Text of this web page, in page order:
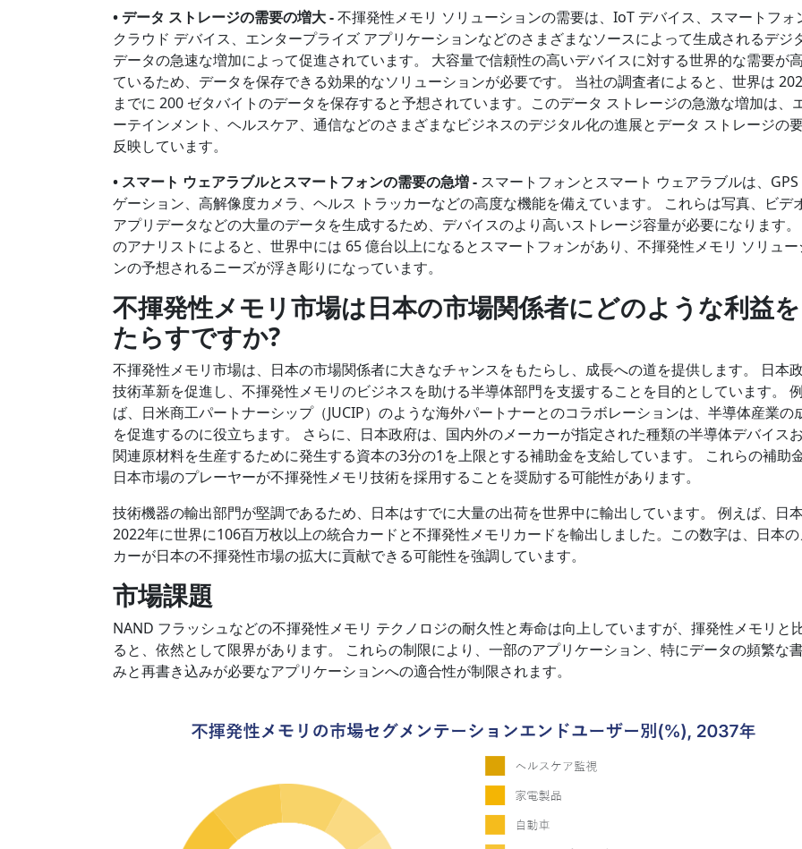
• データ ストレージの需要の増大-不揮発性メモリ ソリューションの需要は、IoT デバイス、スマートフォ
クラウド デバイス、エンタープライズ アプリケーションなどのさまざまなソースによって生成されるデジ
データの急速な増加によって促進されています。 大容量で信頼性の高いデバイスに対する世界的な需要が
ているため、データを保存できる効果的なソリューションが必要です。 当社の調査者によると、世界は
までに 200 ゼタバイトのデータを保存すると予想されています。このデータ ストレージの急激な増加は、
ーテインメント、ヘルスケア、通信などのさまざまなビジネスのデジタル化の進展とデータ ストレージの
反映しています。
• スマート ウェアラブルとスマートフォンの需要の急増- スマートフォンとスマート ウェアラブルは、
ゲーション、高解像度カメラ、ヘルス トラッカーなどの高度な機能を備えています。 これらは写真、ビデ
アプリデータなどの大量のデータを生成するため、デバイスのより高いストレージ容量が必要になります
のアナリストによると、世界中には 65 億台以上になるとスマートフォンがあり、不揮発性メモリ ソリュ
ンの予想されるニーズが浮き彫りになっています。
不揮発性メモリ市場は日本の市場関係者にどのような利益
たらすですか?
不揮発性メモリ市場は、日本の市場関係者に大きなチャンスをもたらし、成長への道を提供します。 日本
技術革新を促進し、不揮発性メモリのビジネスを助ける半導体部門を支援することを目的としています。
ば、日米商工パートナーシップ（JUCIP）のような海外パートナーとのコラボレーションは、半導体産業の
を促進するのに役立ちます。 さらに、日本政府は、国内外のメーカーが指定された種類の半導体デバイス
関連原材料を生産するために発生する資本の3分の1を上限とする補助金を支給しています。 これらの補助
日本市場のプレーヤーが不揮発性メモリ技術を採用することを奨励する可能性があります。
技術機器の輸出部門が堅調であるため、日本はすでに大量の出荷を世界中に輸出しています。 例えば、日
2022年に世界に106百万枚以上の統合カードと不揮発性メモリカードを輸出しました。この数字は、日本
カーが日本の不揮発性市場の拡大に貢献できる可能性を強調しています。
市場課題
NAND フラッシュなどの不揮発性メモリ テクノロジの耐久性と寿命は向上していますが、揮発性メモリと
ると、依然として限界があります。 これらの制限により、一部のアプリケーション、特にデータの頻繁な
みと再書き込みが必要なアプリケーションへの適合性が制限されます。